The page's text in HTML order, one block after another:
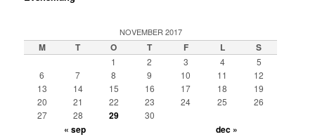
NOVEMBER 2017
M T O T F L S
1 2 3 4
5
6
7 8 9 10 11
12
13
14 15 16 17 18
19
20
21 22 23 24 25
26
27
28 29 30
« sep dec »